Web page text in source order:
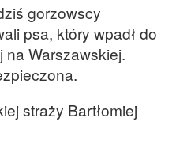
gorzowscy
psa, który wpadł do
Warszawskiej.
straży Bartłomiej